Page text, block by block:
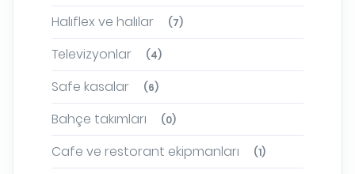
Halıflex ve halılar (7)
Televizyonlar (4)
Safe kasalar (6)
Bahçe takımları (0)
Cafe ve restorant ekipmanları (1)